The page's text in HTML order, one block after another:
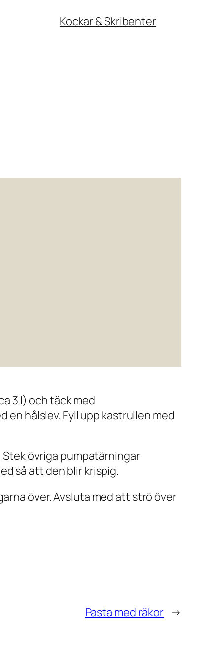
Kockar & Skribenter
3 l) och täck med
en hålslev. Fyll upp kastrullen med
Stek övriga pumpatärningar
så att den blir krispig.
över. Avsluta med att strö över
Pasta med räkor →